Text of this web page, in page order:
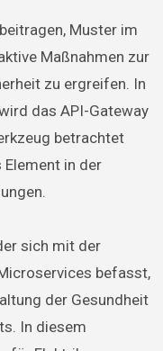
Muster im
Maßnahmen zur
zu ergreifen. In
das API-Gateway
betrachtet
in der
sich mit der
befasst,
der Gesundheit
In diesem